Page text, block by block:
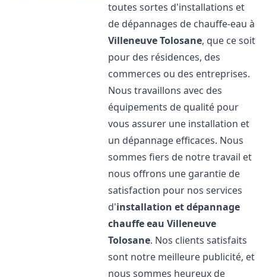
toutes sortes d'installations et
de dépannages de chauffe-eau à
Villeneuve Tolosane, que ce soit
pour des résidences, des
commerces ou des entreprises.
Nous travaillons avec des
équipements de qualité pour
vous assurer une installation et
un dépannage efficaces. Nous
sommes fiers de notre travail et
nous offrons une garantie de
satisfaction pour nos services
d'installation et dépannage
chauffe eau Villeneuve
Tolosane. Nos clients satisfaits
sont notre meilleure publicité, et
nous sommes heureux de